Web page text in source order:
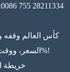
755 28211334
كأس العالم وقفه
السعر، ووقت التسليم، وخدمة، جعل جميع مقتنعة 100%!
خريطة